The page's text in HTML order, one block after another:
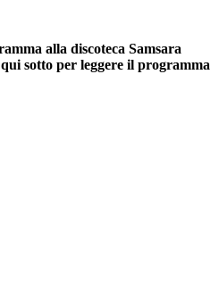
alla discoteca Samsara
sotto per leggere il programma